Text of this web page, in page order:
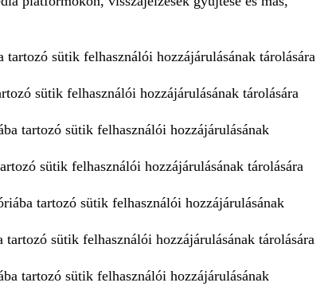
sütik felhasználói hozzájárulásának tárolására
sütik felhasználói hozzájárulásának tárolására
tartozó sütik felhasználói hozzájárulásának
sütik felhasználói hozzájárulásának tárolására
tartozó sütik felhasználói hozzájárulásának
sütik felhasználói hozzájárulásának tárolására
tartozó sütik felhasználói hozzájárulásának